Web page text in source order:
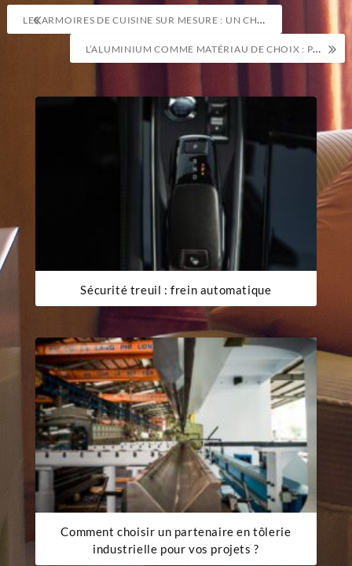
Navigation
de
l’article
LES ARMOIRES DE CUISINE SUR MESURE : UN CHOIX ÉCLAIRÉ POUR UNE CUISINE PERSONNALISÉE
L’ALUMINIUM COMME MATÉRIAU DE CHOIX : POURQUOI OPTER POUR UNE RAMBARDE EN ALUMINIUM ?
Sécurité treuil : frein automatique
Comment choisir un partenaire en tôlerie
industrielle pour vos projets ?